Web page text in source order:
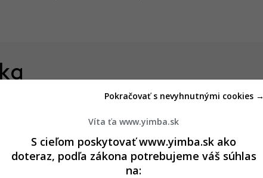
železničnú dopravu. Trať z
modernizovať, zvýši sa jej
kapacita
05.08.2026 20:28
Víta ťa www.yimba.sk
S cieľom poskytovať www.yimba.sk ako
doteraz, podľa zákona potrebujeme váš súhlas
na:
Pokračovať s nevyhnutnými cookies →